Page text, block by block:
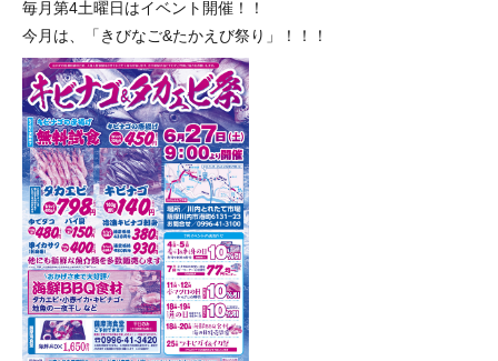
毎月第4土曜日はイベント開催！！
今月は、「きびなご&たかえび祭り」！！！